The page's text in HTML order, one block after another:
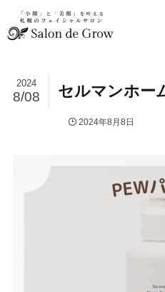
セルマンホー
2024
8/08
2024年8月8日